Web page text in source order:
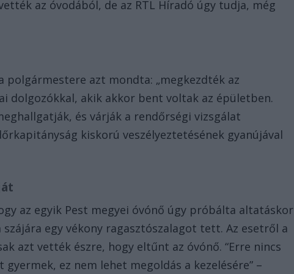
az óvodából, de az RTL Híradó úgy tudja, még
polgármestere azt mondta: „megkezdték az
dolgozókkal, akik akkor bent voltak az épületben.
és várják a rendőrségi vizsgálat
kiskorú veszélyeztetésének gyanújával
az egyik Pest megyei óvónő úgy próbálta altatáskor
egy vékony ragasztószalagot tett. Az esetről a
azt vették észre, hogy eltűnt az óvónő. “Erre nincs
ez nem lehet megoldás a kezelésére” –